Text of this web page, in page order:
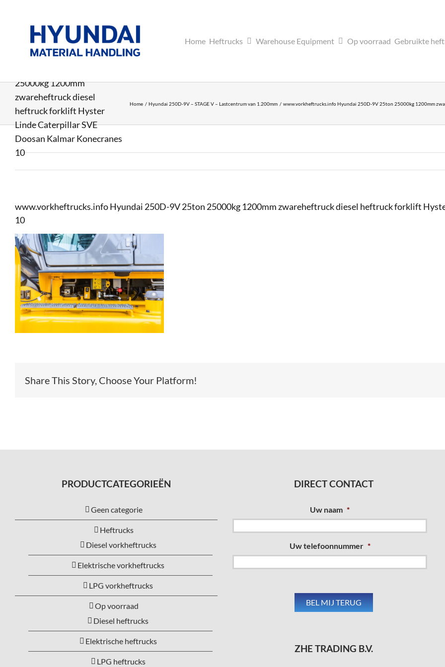
Home Heftrucks Warehouse Equipment Op voorraad Gebruikte
www.vorkheftrucks.info
25000kg 1200mm
zwareheftruck diesel
heftruck forklift Hyster
Linde Caterpillar SVE
Doosan Kalmar Konecranes
10
Home Hyundai 250D-9V – STAGE V – Lastcentrum van 1.200mm www.vorkheftrucks.info Hyundai 250D-9V 25ton 25000kg 1200mm
www.vorkheftrucks.info Hyundai 250D-9V 25ton 25000kg 1200mm zwareheftruck diesel heftruck forklift
10
Share This Story, Choose Your Platform!
PRODUCTCATEGORIEËN
Geen categorie
Heftrucks
Diesel vorkheftrucks
Elektrische vorkheftrucks
LPG vorkheftrucks
Op voorraad
Diesel heftrucks
Elektrische heftrucks
LPG heftrucks
DIRECT CONTACT
Uw naam *
Uw telefoonnummer *
ZHE TRADING B.V.